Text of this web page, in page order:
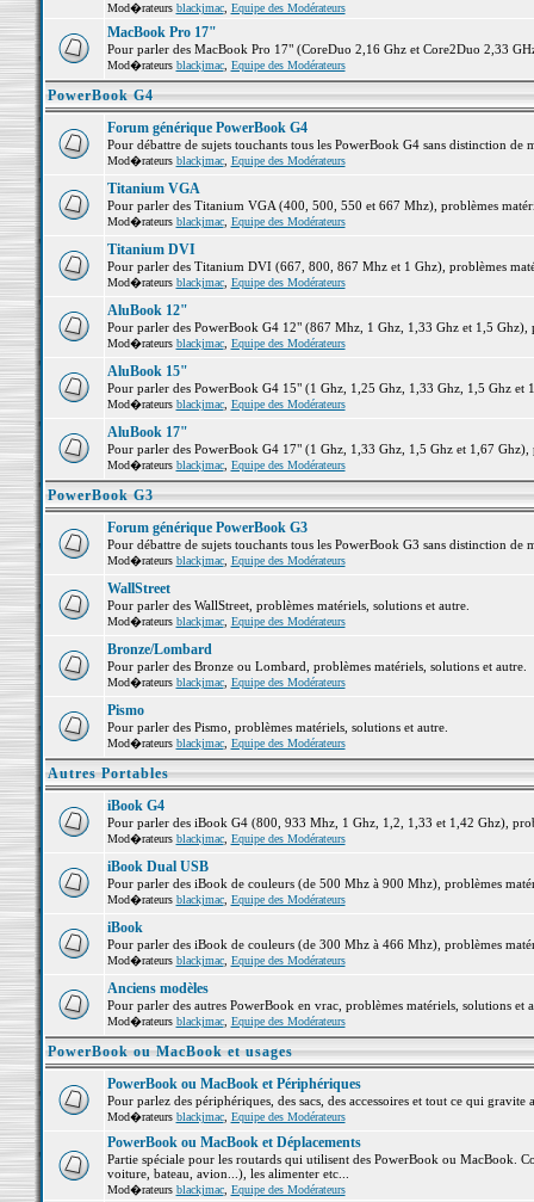
Mod�rateurs blackjmac, Equipe des Modérateurs
MacBook Pro 17"
Pour parler des MacBook Pro 17" (CoreDuo 2,16 Ghz et Core2Duo 2,33
Mod�rateurs blackjmac, Equipe des Modérateurs
PowerBook G4
Forum générique PowerBook G4
Pour débattre de sujets touchants tous les PowerBook G4 sans distinction de
Mod�rateurs blackjmac, Equipe des Modérateurs
Titanium VGA
Pour parler des Titanium VGA (400, 500, 550 et 667 Mhz), problèmes
Mod�rateurs blackjmac, Equipe des Modérateurs
Titanium DVI
Pour parler des Titanium DVI (667, 800, 867 Mhz et 1 Ghz), problèmes
Mod�rateurs blackjmac, Equipe des Modérateurs
AluBook 12"
Pour parler des PowerBook G4 12" (867 Mhz, 1 Ghz, 1,33 Ghz et 1,5 Ghz),
Mod�rateurs blackjmac, Equipe des Modérateurs
AluBook 15"
Pour parler des PowerBook G4 15" (1 Ghz, 1,25 Ghz, 1,33 Ghz, 1,5 Ghz et
Mod�rateurs blackjmac, Equipe des Modérateurs
AluBook 17"
Pour parler des PowerBook G4 17" (1 Ghz, 1,33 Ghz, 1,5 Ghz et 1,67 Ghz),
Mod�rateurs blackjmac, Equipe des Modérateurs
PowerBook G3
Forum générique PowerBook G3
Pour débattre de sujets touchants tous les PowerBook G3 sans distinction de
Mod�rateurs blackjmac, Equipe des Modérateurs
WallStreet
Pour parler des WallStreet, problèmes matériels, solutions et autre.
Mod�rateurs blackjmac, Equipe des Modérateurs
Bronze/Lombard
Pour parler des Bronze ou Lombard, problèmes matériels, solutions et autre.
Mod�rateurs blackjmac, Equipe des Modérateurs
Pismo
Pour parler des Pismo, problèmes matériels, solutions et autre.
Mod�rateurs blackjmac, Equipe des Modérateurs
Autres Portables
iBook G4
Pour parler des iBook G4 (800, 933 Mhz, 1 Ghz, 1,2, 1,33 et 1,42 Ghz),
Mod�rateurs blackjmac, Equipe des Modérateurs
iBook Dual USB
Pour parler des iBook de couleurs (de 500 Mhz à 900 Mhz), problèmes
Mod�rateurs blackjmac, Equipe des Modérateurs
iBook
Pour parler des iBook de couleurs (de 300 Mhz à 466 Mhz), problèmes
Mod�rateurs blackjmac, Equipe des Modérateurs
Anciens modèles
Pour parler des autres PowerBook en vrac, problèmes matériels, solutions et
Mod�rateurs blackjmac, Equipe des Modérateurs
PowerBook ou MacBook et usages
PowerBook ou MacBook et Périphériques
Pour parlez des périphériques, des sacs, des accessoires et tout ce qui
Mod�rateurs blackjmac, Equipe des Modérateurs
PowerBook ou MacBook et Déplacements
Partie spéciale pour les routards qui utilisent des PowerBook ou MacBook.
voiture, bateau, avion...), les alimenter etc...
Mod�rateurs blackjmac, Equipe des Modérateurs